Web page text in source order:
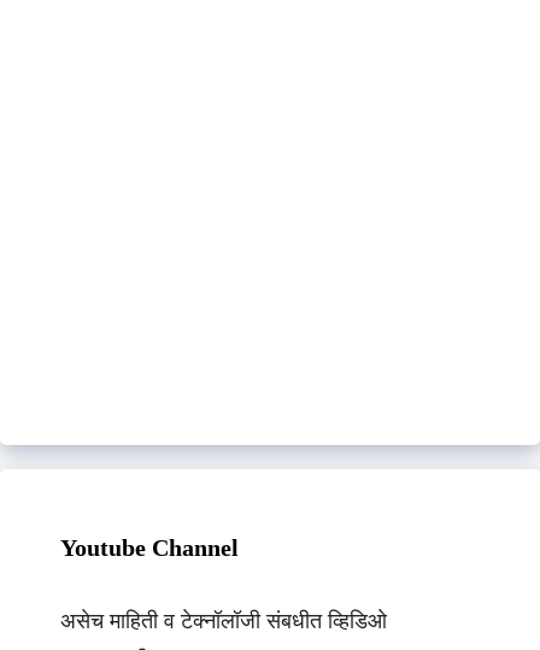
Youtube Channel
असेच माहिती व टेक्नॉलॉजी संबधीत व्हिडिओ